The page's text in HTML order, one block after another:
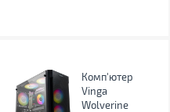
Комп'ютер
Vinga
Wolverine